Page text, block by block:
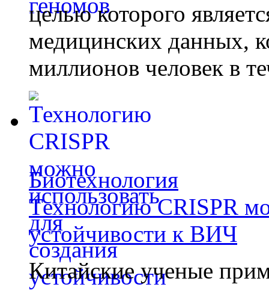
целью которого
медицинских данных,
миллионов человек в
Биотехнология
Технологию CRISPR
устойчивости к ВИЧ
Китайские ученые